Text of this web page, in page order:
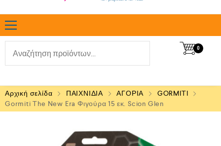
0
Αρχική σελίδα ΠΑΙΧΝΙΔΙΑ ΑΓΟΡΙΑ
GORMITI
Gormiti The New Era Φιγούρα 15 εκ. Scion Glen